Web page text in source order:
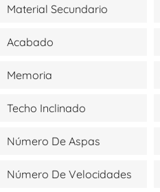
Material Secundario
Acabado
Memoria
Techo Inclinado
Número De Aspas
Número De Velocidades